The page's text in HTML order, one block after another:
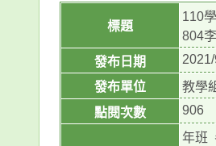
標題
110
804
發布日期
發布單位
教學
點閱次數
906
年班